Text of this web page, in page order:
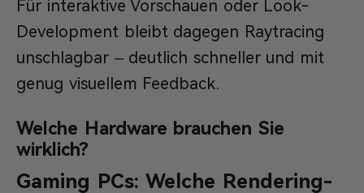
Für interaktive Vorschauen oder Look-
Development bleibt dagegen Raytracing
unschlagbar – deutlich schneller und mit
genug visuellem Feedback.
Welche Hardware brauchen Sie
wirklich?
Gaming PCs: Welche Rendering-